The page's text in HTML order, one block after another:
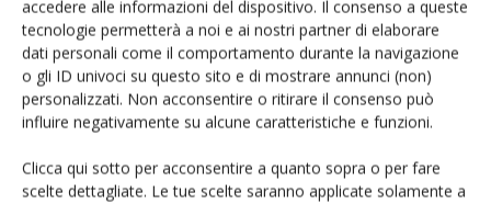
accedere alle informazioni del dispositivo. Il consenso a queste
tecnologie permetterà a noi e ai nostri partner di elaborare
dati personali come il comportamento durante la navigazione
o gli ID univoci su questo sito e di mostrare annunci (non)
personalizzati. Non acconsentire o ritirare il consenso può
influire negativamente su alcune caratteristiche e funzioni.
Clicca qui sotto per acconsentire a quanto sopra o per fare
scelte dettagliate. Le tue scelte saranno applicate solamente a
Monitoraggio dei costi di
produzione: un’operazione
indispensabile
Presentazione dei costi di produzione delle principali specie
e l'evoluzione della webapp regionale per simulare all'istante la
redditività delle aziende